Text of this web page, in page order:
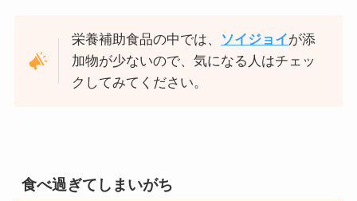
栄養補助食品の中では、 ソイジョイが添
加物が少ないので、気になる人はチェッ
クしてみてください。
食べ過ぎてしまいがち